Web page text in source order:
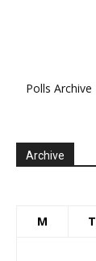
Polls Archive
Archive
M T